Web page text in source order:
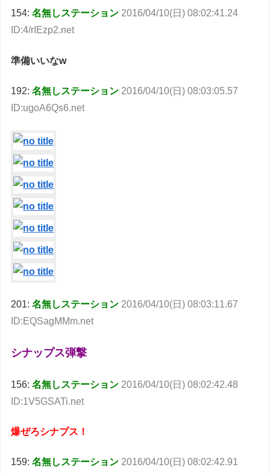
154:名無しステーション 2016/04/10(日) 08:02:41.24
ID:4/rIEzp2.net
準備いいなw
192:名無しステーション 2016/04/10(日) 08:03:05.57
ID:ugoA6Qs6.net
201:名無しステーション 2016/04/10(日) 08:03:11.67
ID:EQSagMMm.net
シナップス弾撃
156:名無しステーション 2016/04/10(日) 08:02:42.48
ID:1V5GSATi.net
爆ぜろシナプス！
159:名無しステーション2016/04/10(日) 08:02:42.91